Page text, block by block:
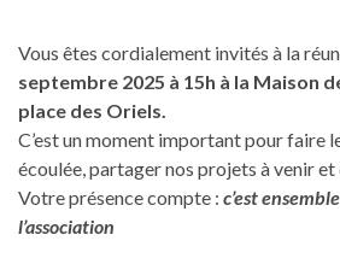
Vous êtes cordialement invités à la
septembre 2025 à 15h à la Maison
place des Oriels.
C’est un moment important pour faire
écoulée, partager nos projets à venir et
Votre présence compte : c’est
l’association